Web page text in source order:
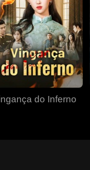
do Inferno